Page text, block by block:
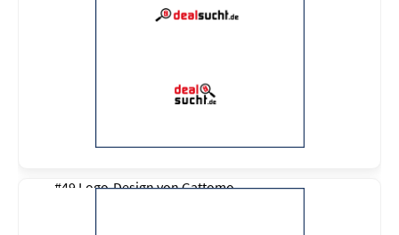
#49 Logo-Design vonGattomo